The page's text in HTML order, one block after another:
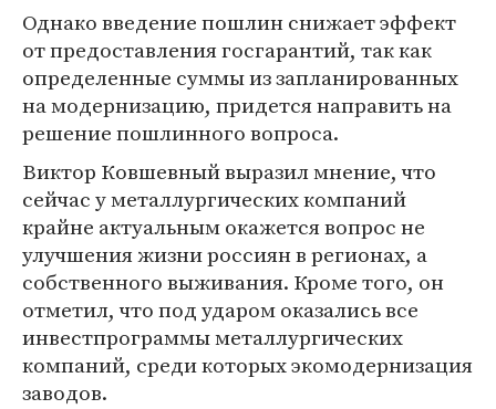
Однако введение пошлин снижает эффект
от предоставления госгарантий, так как
определенные суммы из запланированных
на модернизацию, придется направить на
решение пошлинного вопроса.
Виктор Ковшевный выразил мнение, что
сейчас у металлургических компаний
крайне актуальным окажется вопрос не
улучшения жизни россиян в регионах, а
собственного выживания. Кроме того, он
отметил, что под ударом оказались все
инвестпрограммы металлургических
компаний, среди которых экомодернизация
заводов.